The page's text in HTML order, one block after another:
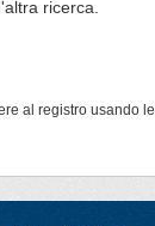
ricerca.
al registro usando le